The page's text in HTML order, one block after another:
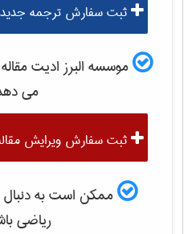
ثبت سفارش ترجمه جدید
موسسه البرز ادیت مقاله ISI
می
ثبت سفارش ویرایش
ممکن است به دنبال
رياضی